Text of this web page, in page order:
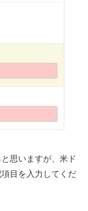
思いますが、米ド
目を入力してくだ